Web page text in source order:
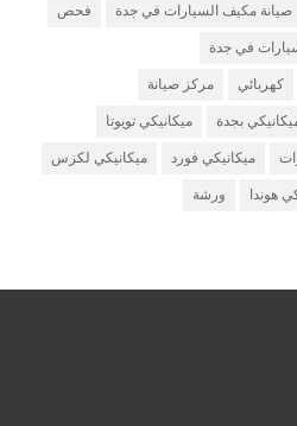
صيانة مكيف السيارات في جدة فحص
في جدة
كهربائي مركز صيانة
بجدة ميكانيكي تويوتا
ميكانيكي فورد ميكانيكي لكزس
هوندا ورشة